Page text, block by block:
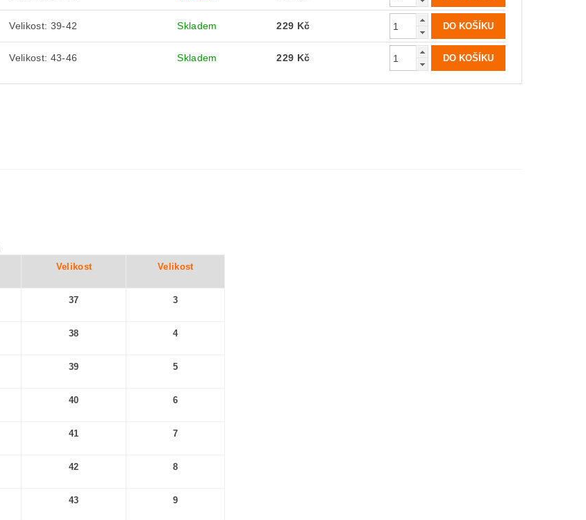
Velikost: 39-42 Skladem 229 Kč
Velikost: 43-46 Skladem 229 Kč
Velikost Velikost
37 3
38 4
39 5
40 6
41 7
42 8
43 9